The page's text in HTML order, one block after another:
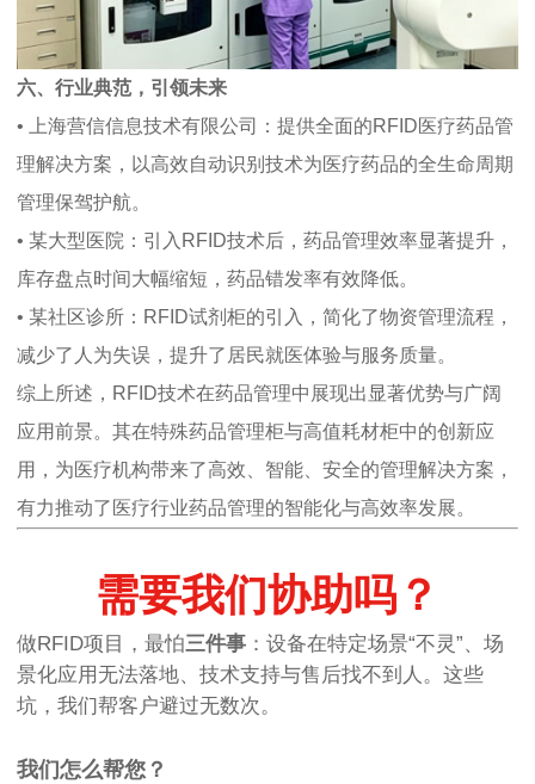
六、行业典范，引领未来
• 上海营信信息技术有限公司：提供全面的RFID医疗药品管
理解决方案，以高效自动识别技术为医疗药品的全生命周期
管理保驾护航。
• 某大型医院：引入RFID技术后，药品管理效率显著提升，
库存盘点时间大幅缩短，药品错发率有效降低。
• 某社区诊所：RFID试剂柜的引入，简化了物资管理流程，
减少了人为失误，提升了居民就医体验与服务质量。
综上所述，RFID技术在药品管理中展现出显著优势与广阔
应用前景。其在特殊药品管理柜与高值耗材柜中的创新应
用，为医疗机构带来了高效、智能、安全的管理解决方案，
有力推动了医疗行业药品管理的智能化与高效率发展。
需要我们协助吗？
做RFID项目，最怕三件事 ：设备在特定场景“不灵”、场
景化应用无法落地、技术支持与售后找不到人。这些
坑，我们帮客户避过无数次。
我们怎么帮您？